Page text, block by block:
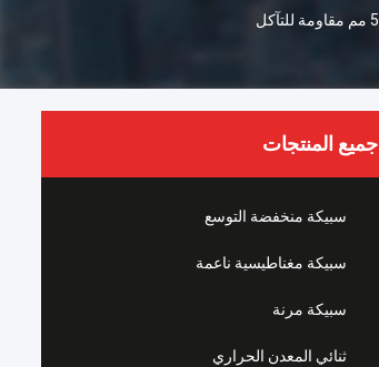
ECuAl-C CuAl10Fe3 UNS C61400 CW112C الألومنيوم البرونزية الصلبة الحائط قطر الأسلاك 08 إلى 50 مم مقاومة للتآكل
جميع المنتجات
سبيكة منخفضة التوسع
سبيكة مغناطيسية ناعمة
سبيكة مرنة
ثنائي المعدن الحراري